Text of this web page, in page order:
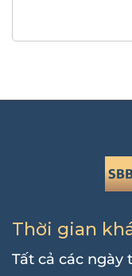
Thời gian
Tất cả các